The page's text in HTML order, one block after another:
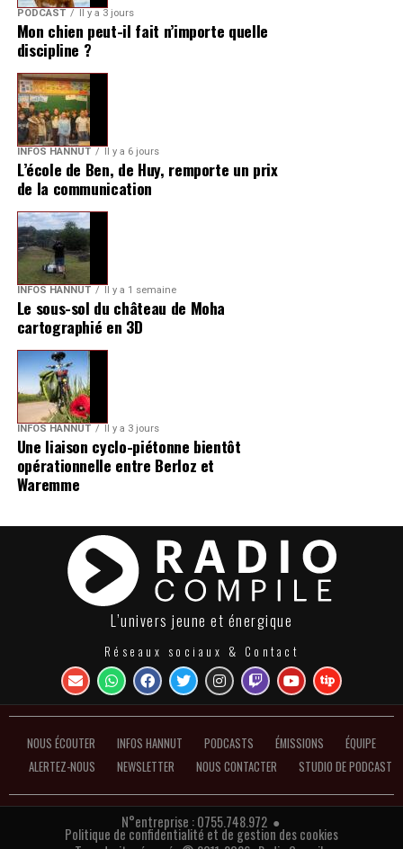
PODCAST Il y a 3 jours
Mon chien peut-il fait n’importe quelle
discipline ?
INFOS HANNUT Il y a 6 jours
L’école de Ben, de Huy, remporte un prix
de la communication
INFOS HANNUT Il y a 1 semaine
Le sous-sol du château de Moha
cartographié en 3D
INFOS HANNUT Il y a 3 jours
Une liaison cyclo-piétonne bientôt
opérationnelle entre Berloz et
Waremme
L’univers jeune et énergique
Réseaux sociaux & Contact
NOUS ÉCOUTER INFOS HANNUT PODCASTS ÉMISSIONS
ÉQUIPE
ALERTEZ-NOUS
NEWSLETTER NOUS CONTACTER STUDIO DE PODCAST
N°entreprise : 0755.748.972 ●
Politique de confidentialité et de gestion des cookies